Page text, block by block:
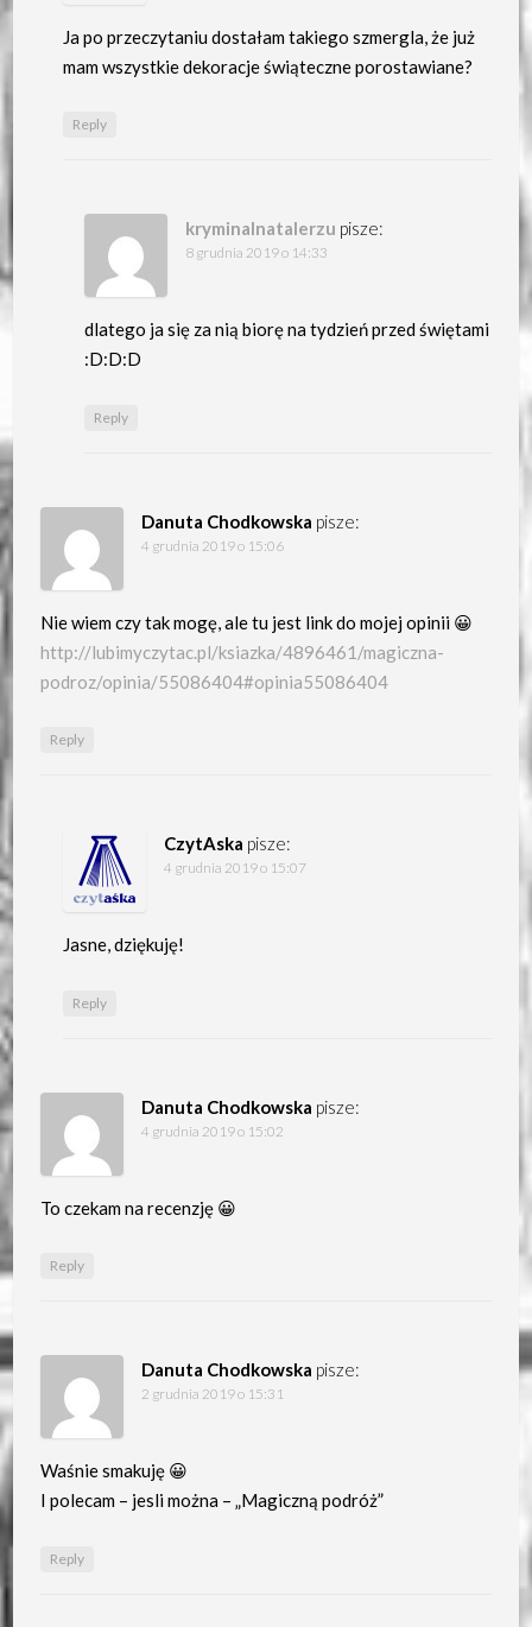
Ja po przeczytaniu dostałam takiego szmergla, że już
mam wszystkie dekoracje świąteczne porostawiane?
Reply
kryminalnatalerzu pisze:
8 grudnia 2019 o 14:33
dlatego ja się za nią biorę na tydzień przed świętami
:D:D:D
Reply
Danuta Chodkowska pisze:
4 grudnia 2019 o 15:06
Nie wiem czy tak mogę, ale tu jest link do mojej opinii 😀
http://lubimyczytac.pl/ksiazka/4896461/magiczna-
podroz/opinia/55086404#opinia55086404
Reply
CzytAska pisze:
4 grudnia 2019 o 15:07
Jasne, dziękuję!
Reply
Danuta Chodkowska pisze:
4 grudnia 2019 o 15:02
To czekam na recenzję 😀
Reply
Danuta Chodkowska pisze:
2 grudnia 2019 o 15:31
Waśnie smakuję 😀
I polecam – jesli można – „Magiczną podróż”
Reply